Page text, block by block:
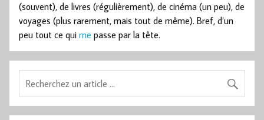
(souvent), de livres (régulièrement), de cinéma (un peu), de
voyages (plus rarement, mais tout de même). Bref, d’un
peu tout ce qui me passe par la tête.